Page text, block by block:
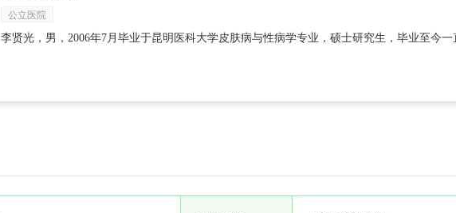
公立医院
李贤光，男，2006年7月毕业于昆明医科大学皮肤病与性病学专业，硕士研究生，毕业至今